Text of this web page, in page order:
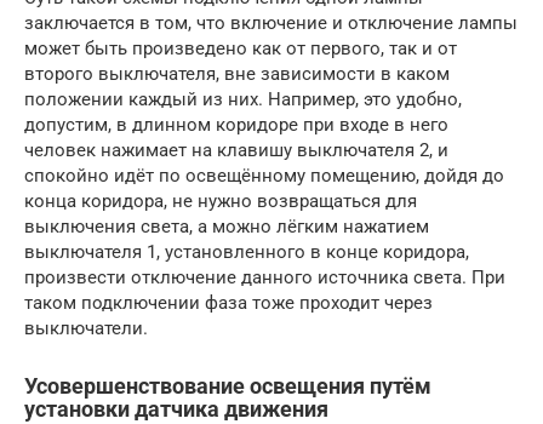
заключается в том, что включение и отключение лампы
может быть произведено как от первого, так и от
второго выключателя, вне зависимости в каком
положении каждый из них. Например, это удобно,
допустим, в длинном коридоре при входе в него
человек нажимает на клавишу выключателя 2, и
спокойно идёт по освещённому помещению, дойдя до
конца коридора, не нужно возвращаться для
выключения света, а можно лёгким нажатием
выключателя 1, установленного в конце коридора,
произвести отключение данного источника света. При
таком подключении фаза тоже проходит через
выключатели.
Усовершенствование освещения путём
установки датчика движения